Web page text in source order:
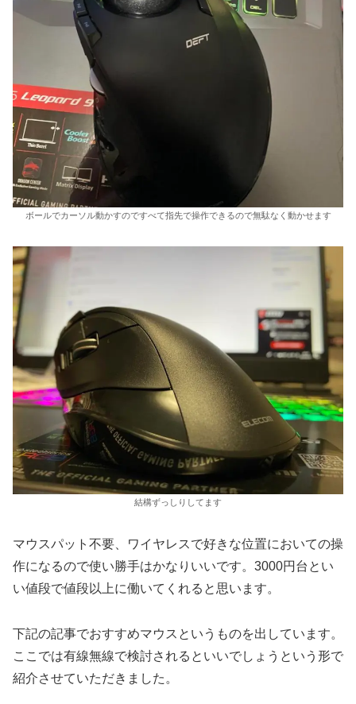
ボールでカーソル動かすのですべて指先で操作できるので無駄なく動かせます
結構ずっしりしてます
マウスパット不要、ワイヤレスで好きな位置においての操
作になるので使い勝手はかなりいいです。3000円台とい
い値段で値段以上に働いてくれると思います。
下記の記事でおすすめマウスというものを出しています。
ここでは有線無線で検討されるといいでしょうという形で
紹介させていただきました。